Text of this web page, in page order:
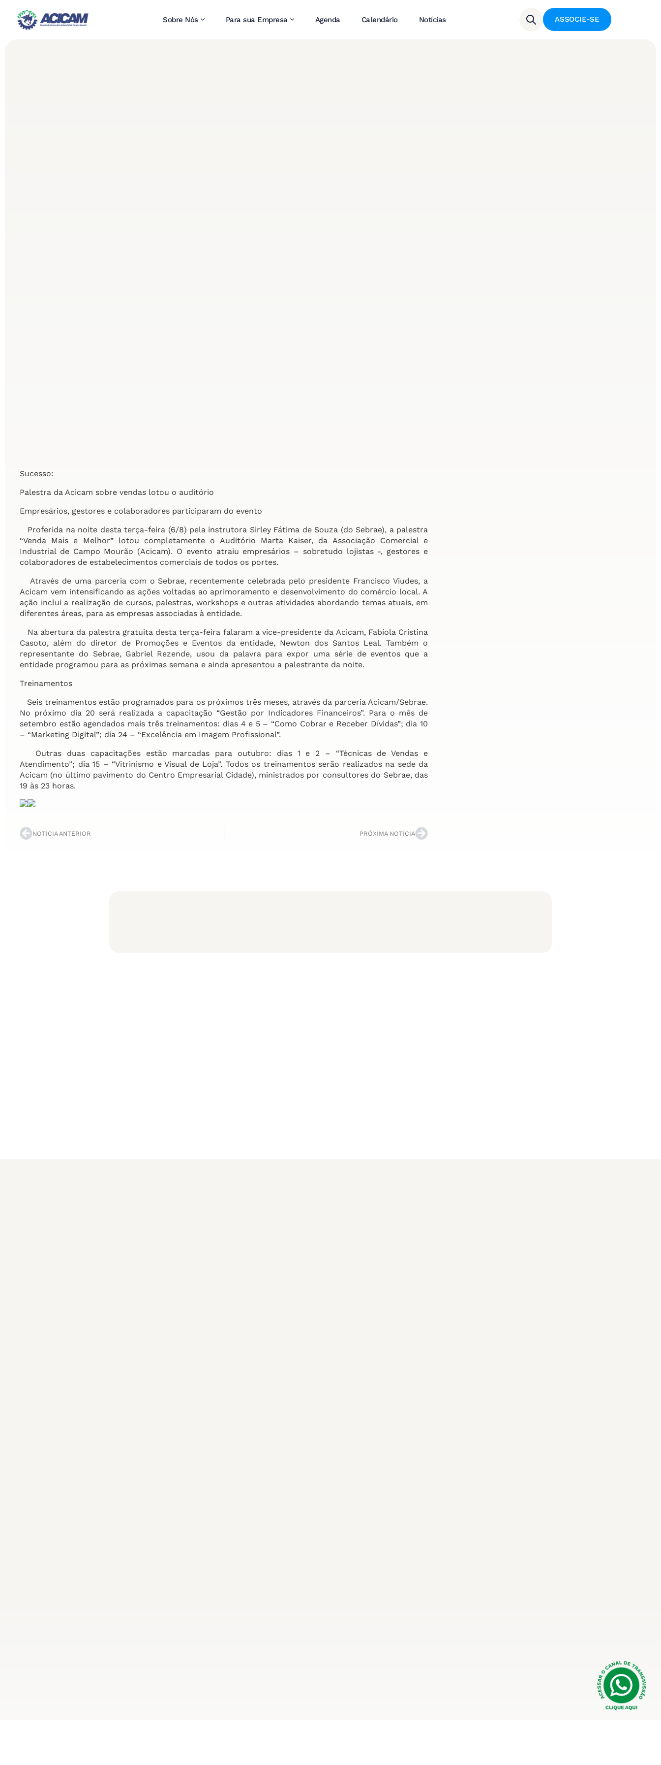
Sobre Nós Para sua Empresa Agenda Calendário Notícias ASSOCIE-SE
Sucesso:
Palestra da Acicam sobre vendas lotou o auditório
Empresários, gestores e colaboradores participaram do evento
Proferida na noite desta terça-feira (6/8) pela instrutora Sirley Fátima de Souza (do Sebrae), a palestra
“Venda Mais e Melhor” lotou completamente o Auditório Marta Kaiser, da Associação Comercial e
Industrial de Campo Mourão (Acicam). O evento atraiu empresários – sobretudo lojistas -, gestores e
colaboradores de estabelecimentos comerciais de todos os portes.
Através de uma parceria com o Sebrae, recentemente celebrada pelo presidente Francisco Viudes, a
Acicam vem intensificando as ações voltadas ao aprimoramento e desenvolvimento do comércio local. A
ação inclui a realização de cursos, palestras, workshops e outras atividades abordando temas atuais, em
diferentes áreas, para as empresas associadas à entidade.
Na abertura da palestra gratuita desta terça-feira falaram a vice-presidente da Acicam, Fabíola Cristina
Casoto, além do diretor de Promoções e Eventos da entidade, Newton dos Santos Leal. Também o
representante do Sebrae, Gabriel Rezende, usou da palavra para expor uma série de eventos que a
entidade programou para as próximas semana e ainda apresentou a palestrante da noite.
Treinamentos
Seis treinamentos estão programados para os próximos três meses, através da parceria Acicam/Sebrae.
No próximo dia 20 será realizada a capacitação “Gestão por Indicadores Financeiros”. Para o mês de
setembro estão agendados mais três treinamentos: dias 4 e 5 – “Como Cobrar e Receber Dívidas”; dia 10
– “Marketing Digital”; dia 24 – “Excelência em Imagem Profissional”.
Outras duas capacitações estão marcadas para outubro: dias 1 e 2 – “Técnicas de Vendas e
Atendimento”; dia 15 – “Vitrinismo e Visual de Loja”. Todos os treinamentos serão realizados na sede da
Acicam (no último pavimento do Centro Empresarial Cidade), ministrados por consultores do Sebrae, das
19 às 23 horas.
NOTÍCIA ANTERIOR PRÓXIMA NOTÍCIA